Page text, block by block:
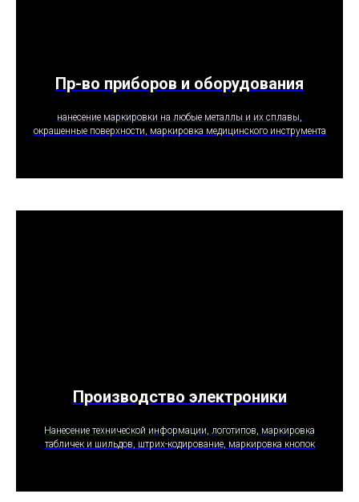
Пр-во приборов и оборудования
нанесение маркировки на любые металлы и их сплавы,
окрашенные поверхности, маркировка медицинского инструмента
ПОЛУЧИТЬ ПРЕДЛОЖЕНИЕ
Производство электроники
Нанесение технической информации, логотипов, маркировка
табличек и шильдов, штрих-кодирование, маркировка кнопок
ПОЛУЧИТЬ ПРЕДЛОЖЕНИЕ